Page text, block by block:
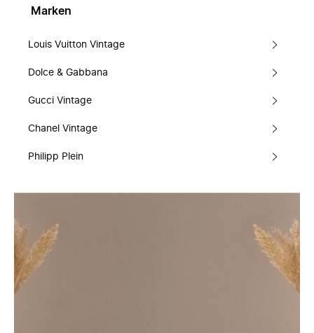
Marken
Louis Vuitton Vintage
Dolce & Gabbana
Gucci Vintage
Chanel Vintage
Philipp Plein